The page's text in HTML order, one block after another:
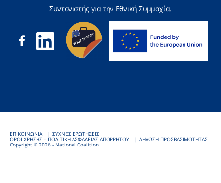
Συντονιστής για την Εθνική Συμμαχία.
ΕΠΙΚΟΙΝΩΝΙΑ
ΣΥΧΝΕΣ ΕΡΩΤΗΣΕΙΣ
ΟΡΟΙ ΧΡΗΣΗΣ – ΠΟΛΙΤΙΚΗ ΑΣΦΑΛΕΙΑΣ ΑΠΟΡΡΗΤΟΥ
ΔΗΛΩΣΗ ΠΡΟΣΒΑΣΙΜΟΤΗΤΑΣ
Copyright © 2026 - National Coalition